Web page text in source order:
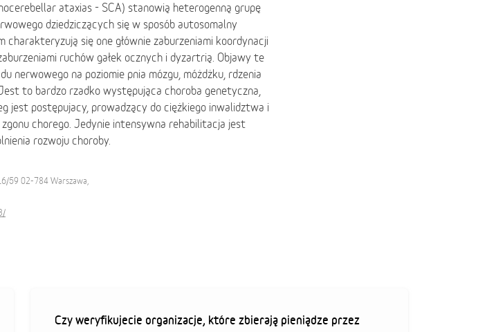
ataxias - SCA) stanowią heterogenną grupę
dziedziczących się w sposób autosomalny
charakteryzują się one głównie zaburzeniami koordynacji
ruchów gałek ocznych i dyzartrią. Objawy te
nerwowego na poziomie pnia mózgu, móżdżku, rdzenia
to bardzo rzadko występująca choroba genetyczna,
jest postępujacy, prowadzący do ciężkiego inwalidztwa i
chorego. Jedynie intensywna rehabilitacja jest
rozwoju choroby.
59 02-784 Warszawa,
Czy weryfikujecie organizacje, które zbierają pieniądze przez